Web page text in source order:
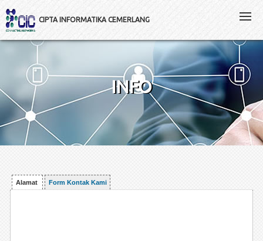
CIPTA INFORMATIKA CEMERLANG
INFO
Alamat Form Kontak Kami